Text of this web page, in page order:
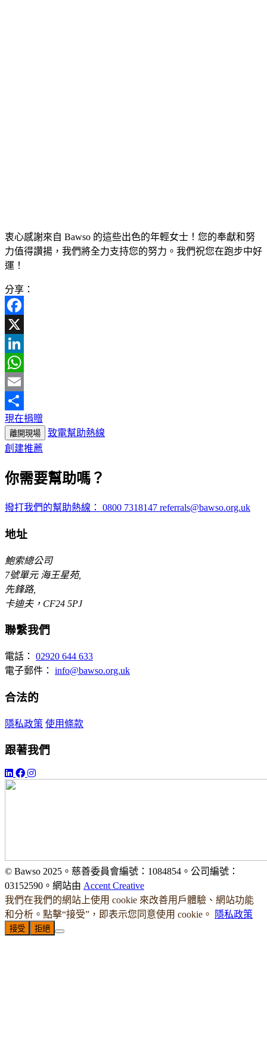
衷心感謝來自 Bawso 的這些出色的年輕女士！您的奉獻和努
力值得讚揚，我們將全力支持您的努力。我們祝您在跑步中好
運！
分享：
Facebook
X
LinkedIn
WhatsApp
Email
分
享
現在捐贈
離開現場
致電幫助熱線
創建推薦
你需要幫助嗎？
撥打我們的幫助熱線： 0800 7318147 referrals@bawso.org.uk
地址
鮑索總公司
7號單元 海王星苑,
先鋒路,
卡迪夫，CF24 5PJ
聯繫我們
電話： 02920 644 633
電子郵件： info@bawso.org.uk
合法的
隱私政策 使用條款
跟著我們
© Bawso 2025。慈善委員會編號：1084854。公司編號：
03152590。網站由 Accent Creative
我們在我們的網站上使用 cookie 來改善用戶體驗、網站功能
和分析。點擊“接受”，即表示您同意使用 cookie。
隱私政策
接受 拒絕